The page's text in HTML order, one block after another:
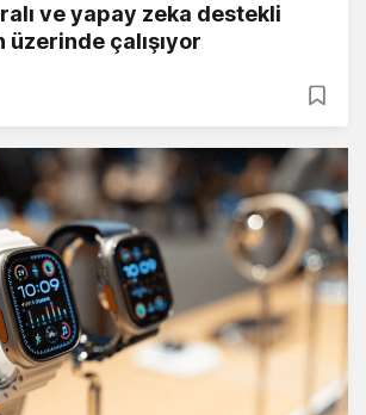
ve yapay zeka destekli
çalışıyor